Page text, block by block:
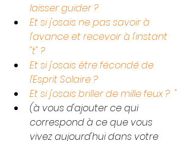
laisser guider ?
Et si j'osais ne pas savoir à
l'avance et recevoir à l'instant
"t" ?
Et si j'osais être fécondé de
l'Esprit Solaire ?
Et si j'osais briller de mille feux ?  "
(à vous d'ajouter ce qui
correspond à ce que vous
vivez aujourd'hui dans votre